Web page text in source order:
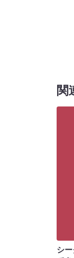
関
シ